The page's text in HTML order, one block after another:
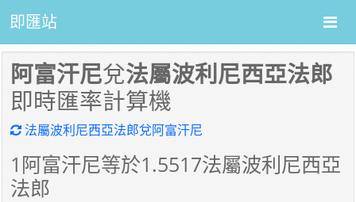
即匯站
阿富汗尼兌法屬波利尼西亞法郎
即時匯率計算機
法屬波利尼西亞法郎兌阿富汗尼
1 阿富汗尼等於1.5517法屬波利尼西亞
法郎